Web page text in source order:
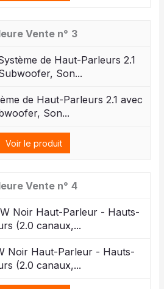
3
de Haut-Parleurs 2.1 avec
Son...
Voir le produit
4
Noir Haut-Parleur - Hauts-
(2.0 canaux,...